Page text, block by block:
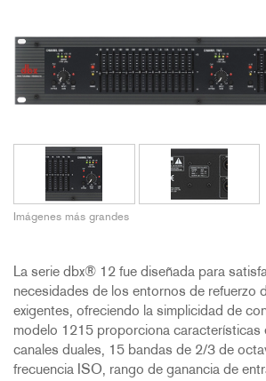
Idioma/Región
Imágenes más grandes
La serie dbx® 12 fue diseñada para
necesidades de los entornos de refuerzo
exigentes, ofreciendo la simplicidad de
modelo 1215 proporciona características
canales duales, 15 bandas de 2/3 de
frecuencia ISO, rango de ganancia de